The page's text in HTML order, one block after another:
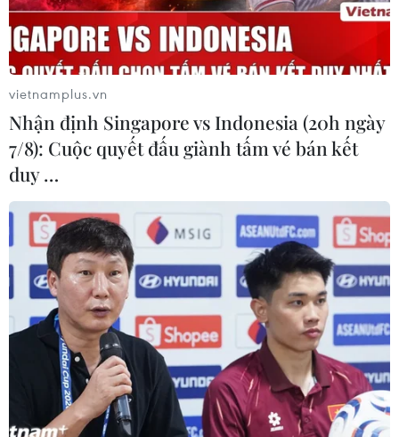
TIN LIÊN QUAN
Olympic Paris: Giới chức Pháp nhận định
hiện không có mối đe dọa khủng bố
03/04/2024 12:56
Theo Bộ Nội vụ Pháp, lực lượng an ninh nước này đang
rà soát và sàng lọc 1 triệu người trước khi sự kiện thể
vietnamplus.vn
Nhận định Singapore vs Indonesia (20h ngày
7/8): Cuộc quyết đấu giành tấm vé bán kết
duy …